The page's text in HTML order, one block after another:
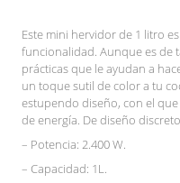
Este mini hervidor de 1 litro
funcionalidad. Aunque es de
prácticas que le ayudan a
un toque sutil de color a tu
estupendo diseño, con el
de energía. De diseño
– Potencia: 2.400 W.
– Capacidad: 1L.